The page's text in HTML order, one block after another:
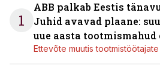
1
ABB palkab Eestis
Juhid avavad plaane:
uue aasta tootmismahud
Ettevõte muutis